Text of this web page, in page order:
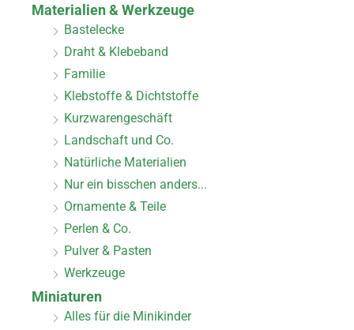
Materialien & Werkzeuge
Bastelecke
Draht & Klebeband
Familie
Klebstoffe & Dichtstoffe
Kurzwarengeschäft
Landschaft und Co.
Natürliche Materialien
Nur ein bisschen anders...
Ornamente & Teile
Perlen & Co.
Pulver & Pasten
Werkzeuge
Miniaturen
Alles für die Minikinder